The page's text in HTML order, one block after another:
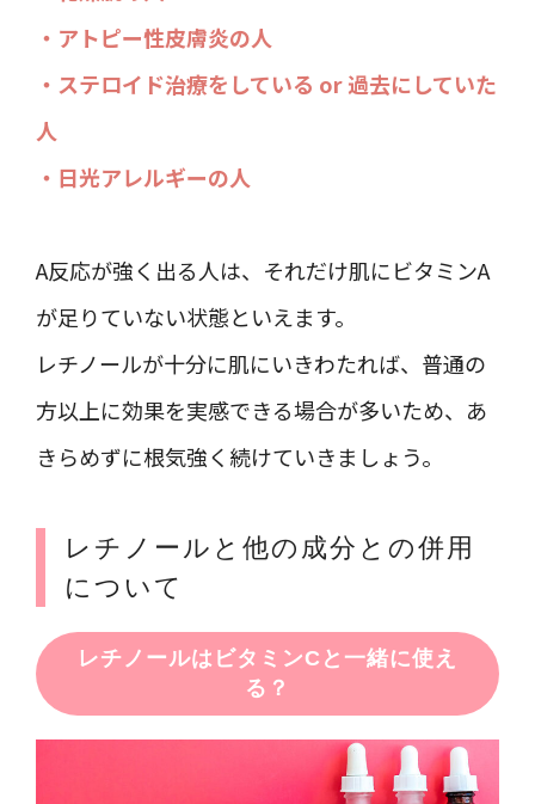
・アトピー性皮膚炎の人
・ステロイド治療をしている or 過去にしていた
人
・日光アレルギーの人
A反応が強く出る人は、それだけ肌にビタミンA
が足りていない状態といえます。
レチノールが十分に肌にいきわたれば、普通の
方以上に効果を実感できる場合が多いため、あ
きらめずに根気強く続けていきましょう。
レチノールと他の成分との併用
について
レチノールはビタミンCと一緒に使え
る？